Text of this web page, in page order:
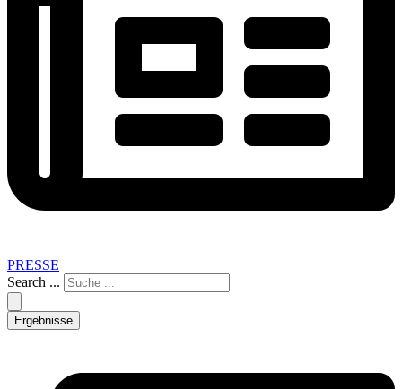
PRESSE
Search ...
Ergebnisse